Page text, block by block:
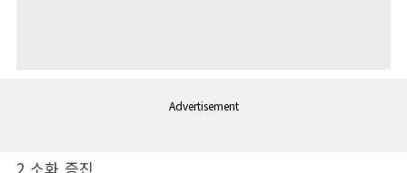
Advertisement
2 소화 증진